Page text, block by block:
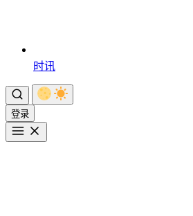
时讯
登录